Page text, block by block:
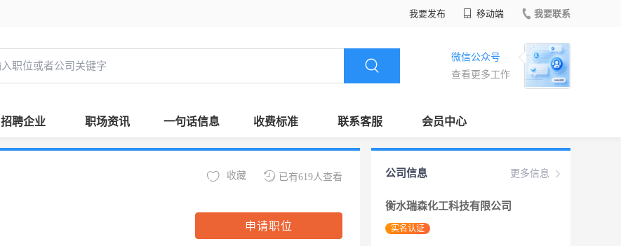
我要发布 移动端 我要联系
微信公众号
查看更多工作
招聘企业 职场资讯 一句话信息 收费标准 联系客服 会员中心
已有619人查看
收藏
申请职位
更多信息
公司信息
衡水瑞森化工科技有限公司
实名认证